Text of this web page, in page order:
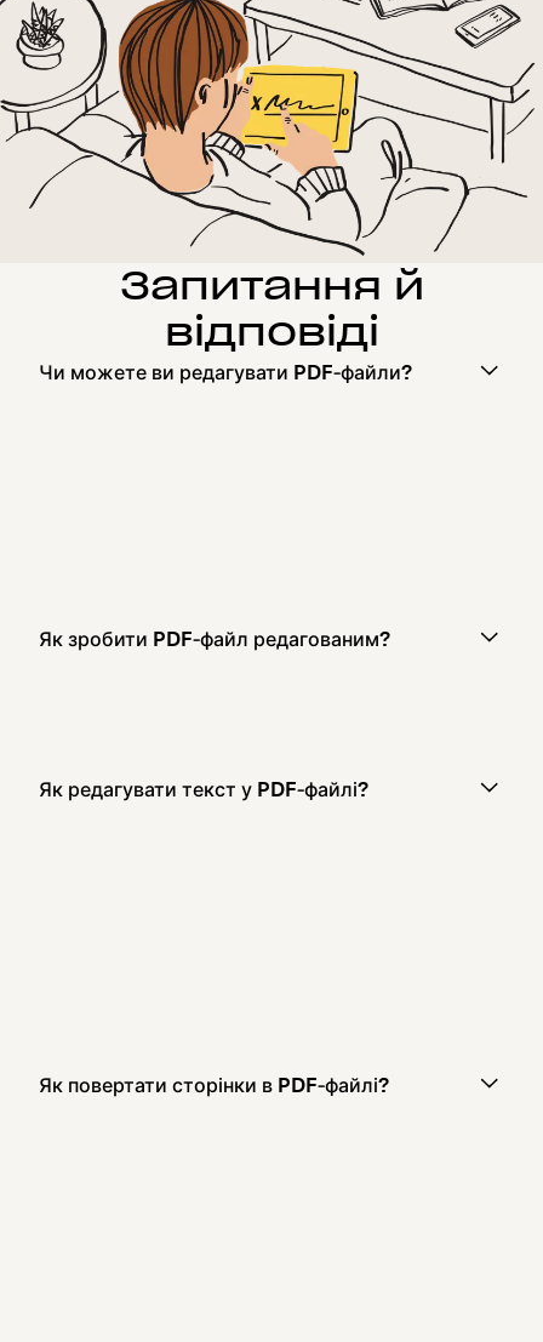
Запитання й
відповіді
Чи можете ви редагувати PDF‑файли?
Як зробити PDF‑файл редагованим?
Як редагувати текст у PDF‑файлі?
Як повертати сторінки в PDF‑файлі?